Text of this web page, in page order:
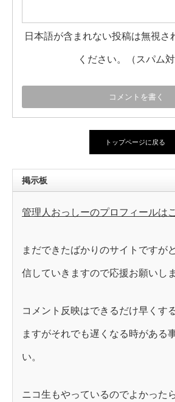
日本語が含まれない投稿は無視さ
ください。（スパム対
トップページに戻る
掲示板
管理人おっしーのプロフィールは
まだできたばかりのサイトですが
信していきますので応援お願いしま
コメント反映はできるだけ早くす
ますがそれでも遅くなる時がある
い。
ニコ生もやっているのでよかった